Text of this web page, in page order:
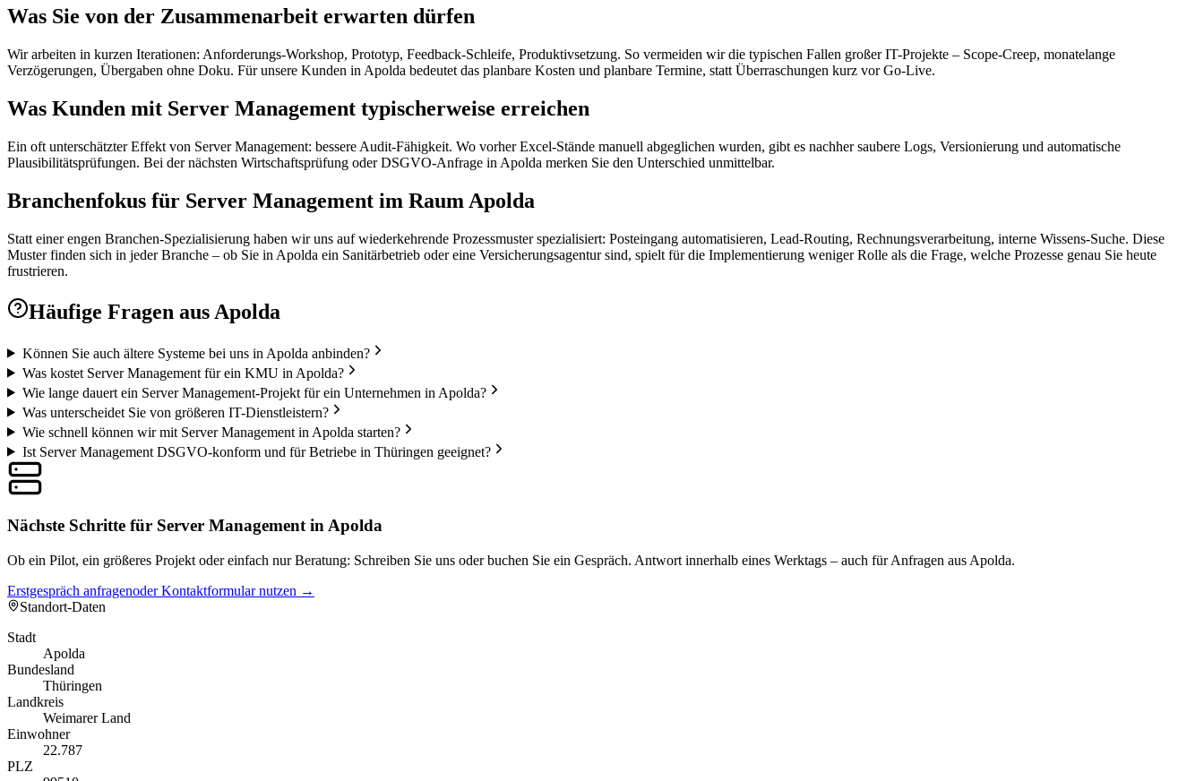
Was Sie von der Zusammenarbeit erwarten dürfen
Wir arbeiten in kurzen Iterationen: Anforderungs-Workshop, Prototyp, Feedback-Schleife, Produktivsetzung. So vermeiden wir die typischen Fallen großer IT-Projekte – Scope-Creep, monatelange
Verzögerungen, Übergaben ohne Doku. Für unsere Kunden in Apolda bedeutet das planbare Kosten und planbare Termine, statt Überraschungen kurz vor Go-Live.
Was Kunden mit Server Management typischerweise erreichen
Ein oft unterschätzter Effekt von Server Management: bessere Audit-Fähigkeit. Wo vorher Excel-Stände manuell abgeglichen wurden, gibt es nachher saubere Logs, Versionierung und automatische
Plausibilitätsprüfungen. Bei der nächsten Wirtschaftsprüfung oder DSGVO-Anfrage in Apolda merken Sie den Unterschied unmittelbar.
Branchenfokus für Server Management im Raum Apolda
Statt einer engen Branchen-Spezialisierung haben wir uns auf wiederkehrende Prozessmuster spezialisiert: Posteingang automatisieren, Lead-Routing, Rechnungsverarbeitung, interne Wissens-Suche. Diese
Muster finden sich in jeder Branche – ob Sie in Apolda ein Sanitärbetrieb oder eine Versicherungsagentur sind, spielt für die Implementierung weniger Rolle als die Frage, welche Prozesse genau Sie heute
frustrieren.
Häufige Fragen aus Apolda
Können Sie auch ältere Systeme bei uns in Apolda anbinden?
Was kostet Server Management für ein KMU in Apolda?
Wie lange dauert ein Server Management-Projekt für ein Unternehmen in Apolda?
Was unterscheidet Sie von größeren IT-Dienstleistern?
Wie schnell können wir mit Server Management in Apolda starten?
Ist Server Management DSGVO-konform und für Betriebe in Thüringen geeignet?
Nächste Schritte für Server Management in Apolda
Ob ein Pilot, ein größeres Projekt oder einfach nur Beratung: Schreiben Sie uns oder buchen Sie ein Gespräch. Antwort innerhalb eines Werktags – auch für Anfragen aus Apolda.
Erstgespräch anfragenoder Kontaktformular nutzen →
Standort-Daten
Stadt
Apolda
Bundesland
Thüringen
Landkreis
Weimarer Land
Einwohner
22.787
PLZ